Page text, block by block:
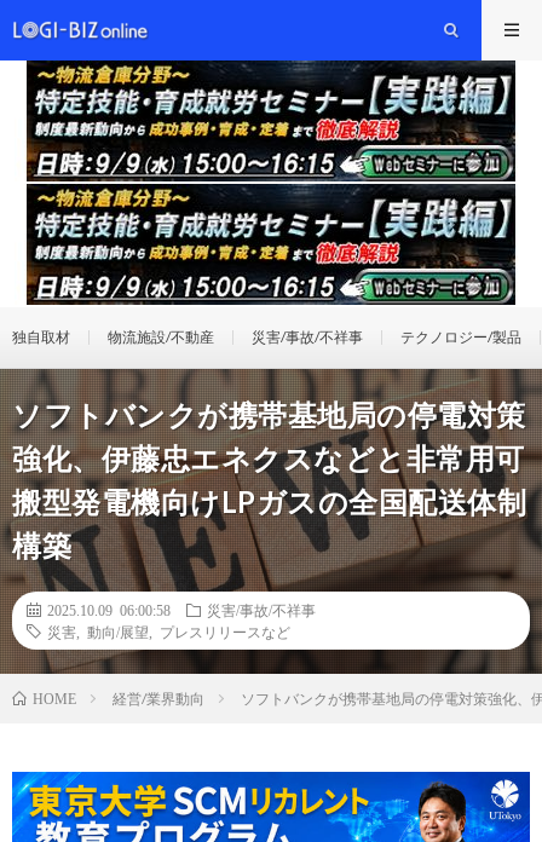
独自取材 物流施設/不動産 災害/事故/不祥事 テクノロジー/製品
ソフトバンクが携帯基地局の停電対策
強化、伊藤忠エネクスなどと非常用可
搬型発電機向けLPガスの全国配送体制
構築
2025.10.09 06:00:58
災害/事故/不祥事
災害
動向/展望 プレスリリースなど
HOME 経営/業界動向 ソフトバンクが携帯基地局の停電対策強化、